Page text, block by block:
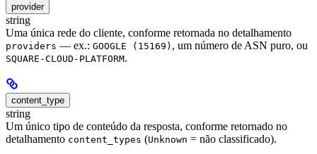
provider
string
Uma única rede do cliente, conforme retornada no detalhamento
providers — ex.: GOOGLE (15169) , um número de ASN puro, ou
SQUARE-CLOUD-PLATFORM.
content_type
string
Um único tipo de conteúdo da resposta, conforme retornado no
detalhamento content_types (Unknown = não classificado).